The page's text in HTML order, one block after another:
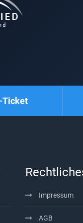
Ticket
Impressum
AGB